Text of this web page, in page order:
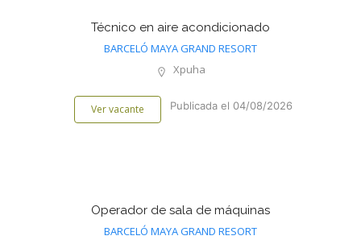
Técnico en aire acondicionado
BARCELÓ MAYA GRAND RESORT
Xpuha
Ver vacante Publicada el 04/08/2026
Operador de sala de máquinas
BARCELÓ MAYA GRAND RESORT